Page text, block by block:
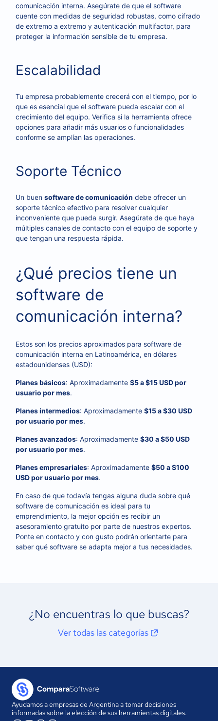
comunicación interna. Asegúrate de que el software
cuente con medidas de seguridad robustas, como cifrado
de extremo a extremo y autenticación multifactor, para
proteger la información sensible de tu empresa.
Escalabilidad
Tu empresa probablemente crecerá con el tiempo, por lo
que es esencial que el software pueda escalar con el
crecimiento del equipo. Verifica si la herramienta ofrece
opciones para añadir más usuarios o funcionalidades
conforme se amplían las operaciones.
Soporte Técnico
Un buen software de comunicación debe ofrecer un
soporte técnico efectivo para resolver cualquier
inconveniente que pueda surgir. Asegúrate de que haya
múltiples canales de contacto con el equipo de soporte y
que tengan una respuesta rápida.
¿Qué precios tiene un
software de
comunicación interna?
Estos son los precios aproximados para software de
comunicación interna en Latinoamérica, en dólares
estadounidenses (USD):
Planes básicos: Aproximadamente $5 a $15 USD por
usuario por mes.
Planes intermedios: Aproximadamente $15 a $30 USD
por usuario por mes.
Planes avanzados: Aproximadamente $30 a $50 USD
por usuario por mes.
Planes empresariales: Aproximadamente $50 a $100
USD por usuario por mes.
En caso de que todavía tengas alguna duda sobre qué
software de comunicación es ideal para tu
emprendimiento, la mejor opción es recibir un
asesoramiento gratuito por parte de nuestros expertos.
Ponte en contacto y con gusto podrán orientarte para
saber qué software se adapta mejor a tus necesidades.
¿No encuentras lo que buscas?
Ver todas las categorías
Ayudamos a empresas de Argentina a tomar decisiones
informadas sobre la elección de sus herramientas digitales.